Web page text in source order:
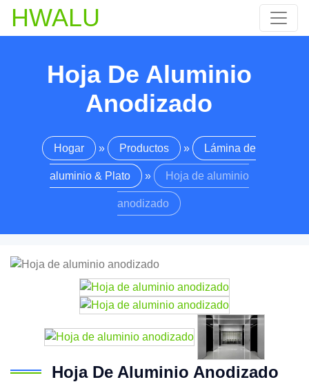
HWALU
Hoja De Aluminio
Anodizado
Hogar » Productos » Lámina de
aluminio & Plato » Hoja de aluminio
anodizado
Hoja De Aluminio Anodizado